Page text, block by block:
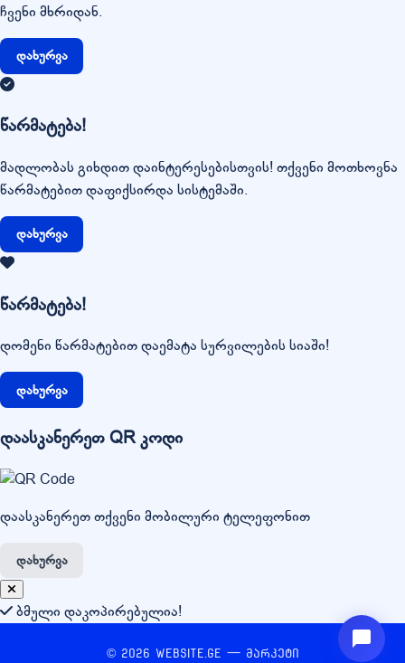
ჩვენი მხრიდან.
დახურვა
წარმატება!
მადლობას გიხდით დაინტერესებისთვის! თქვენი მოთხოვნა
წარმატებით დაფიქსირდა სისტემაში.
დახურვა
წარმატება!
დომენი წარმატებით დაემატა სურვილების სიაში!
დახურვა
დაასკანერეთ QR კოდი
დაასკანერეთ თქვენი მობილური ტელეფონით
დახურვა
ბმული დაკოპირებულია!
© 2026 Website.ge — მარკეტი